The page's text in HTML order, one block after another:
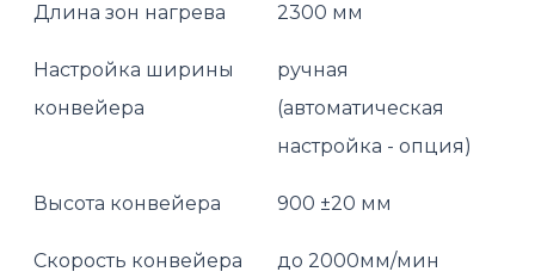
Длина зон нагрева 2300 мм
Настройка ширины
конвейера
ручная
(автоматическая
настройка - опция)
Высота конвейера 900 ±20 мм
Скорость конвейера до 2000мм/мин